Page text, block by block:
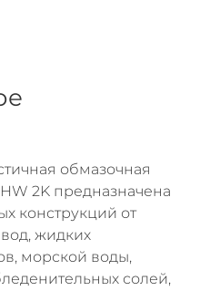
обмазочная
2K предназначена
конструкций от
жидких
морской воды,
солей,